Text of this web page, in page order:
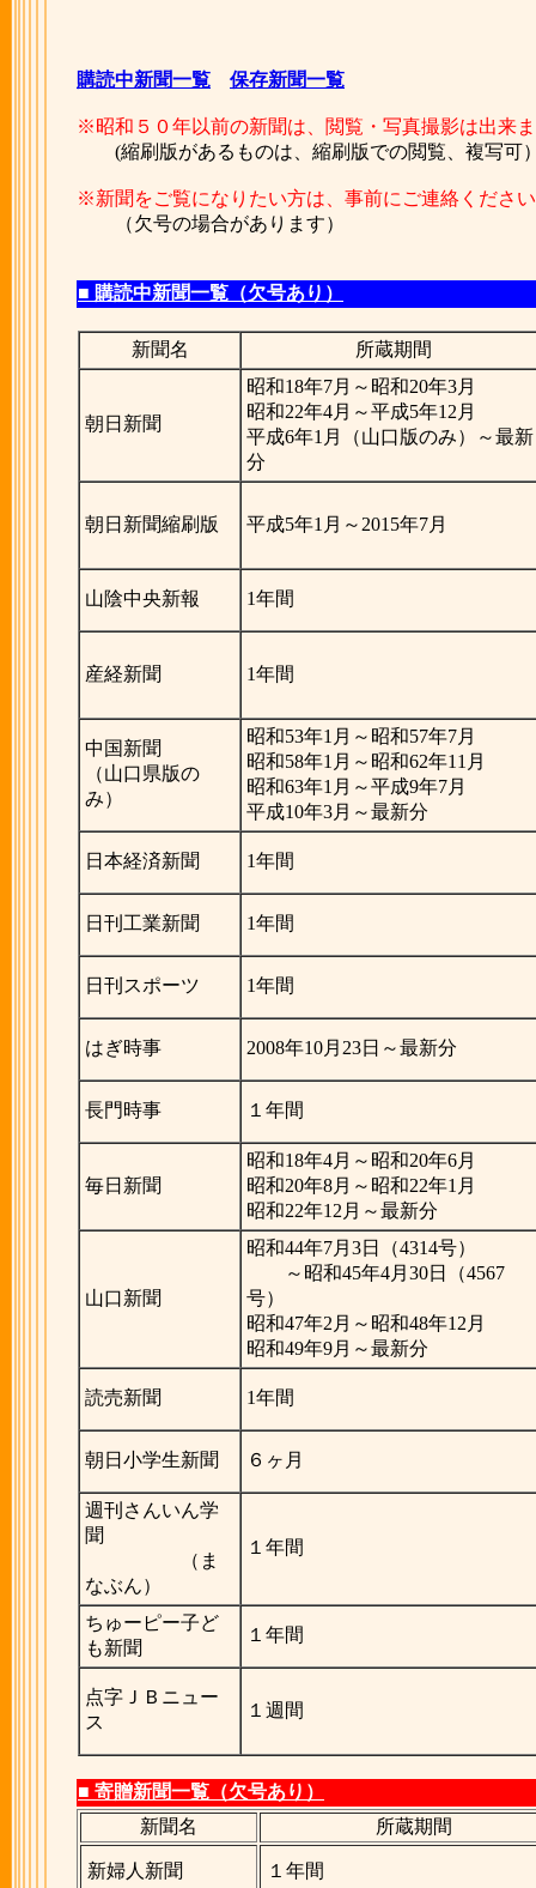
購読中新聞一覧 保存新聞一覧
※昭和５０年以前の新聞は、閲覧・写真撮影は出来
(縮刷版があるものは、縮刷版での閲覧、複写可
※新聞をご覧になりたい方は、事前にご連絡くださ
（欠号の場合があります）
■ 購読中新聞一覧（欠号あり）
新聞名 所蔵期間
朝日新聞
昭和18年7月～昭和20年3月
昭和22年4月～平成5年12月
平成6年1月（山口版のみ）～最新
分
朝日新聞縮刷版 平成5年1月～2015年7月
山陰中央新報 1年間
産経新聞 1年間
中国新聞
（山口県版の
み）
昭和53年1月～昭和57年7月
昭和58年1月～昭和62年11月
昭和63年1月～平成9年7月
平成10年3月～最新分
日本経済新聞 1年間
日刊工業新聞 1年間
日刊スポーツ 1年間
はぎ時事 2008年10月23日～最新分
長門時事 １年間
毎日新聞
昭和18年4月～昭和20年6月
昭和20年8月～昭和22年1月
昭和22年12月～最新分
山口新聞
昭和44年7月3日（4314号）
～昭和45年4月30日（4567
号）
昭和47年2月～昭和48年12月
昭和49年9月～最新分
読売新聞 1年間
朝日小学生新聞 ６ヶ月
週刊さんいん学
聞
（ま
なぶん）
１年間
ちゅーピー子ど
も新聞
１年間
点字ＪＢニュー
ス
１週間
■ 寄贈新聞一覧（欠号あり）
新聞名
所蔵期間
新婦人新聞 １年間